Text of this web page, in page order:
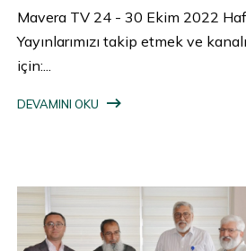
Mavera TV 24 - 30 Ekim 2022
Yayınlarımızı takip etmek ve
için:...
DEVAMINI OKU